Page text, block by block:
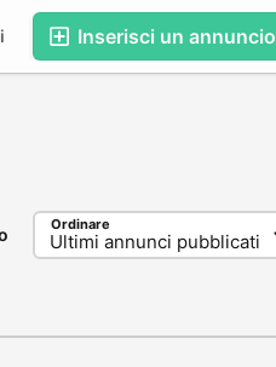
Inserisci un annuncio
Ordinare